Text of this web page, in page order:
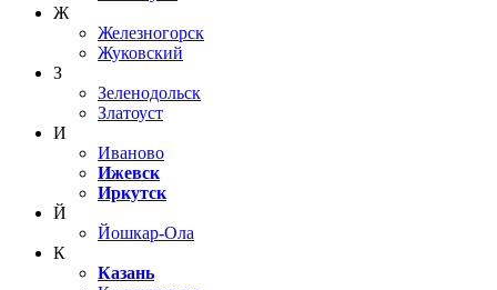
Ж
Железногорск
Жуковский
З
Зеленодольск
Златоуст
И
Иваново
Ижевск
Иркутск
Й
Йошкар-Ола
К
Казань